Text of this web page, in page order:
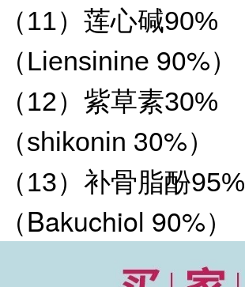
（11）莲心碱90%
（Liensinine 90%）
（12）紫草素30%
（shikonin 30%）
（13）补骨脂酚95%
（Bakuchiol 90%）